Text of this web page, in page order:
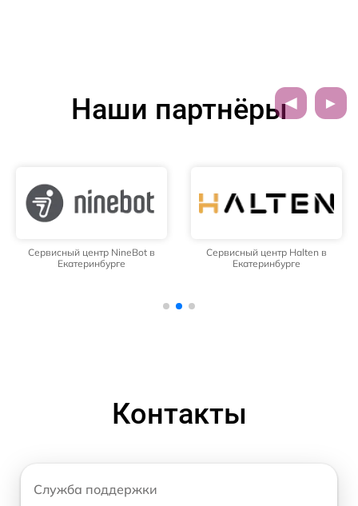
Наши партнёры
Сервисный центр NineBot в
Екатеринбурге
Сервисный центр Halten в
Екатеринбурге
Контакты
Служба поддержки